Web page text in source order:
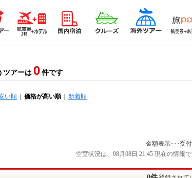
ツアーは 0 件です
い順 価格が高い順 新着順
金額表示･･･受
空室状況は、08月08日 21:45 現在の情報